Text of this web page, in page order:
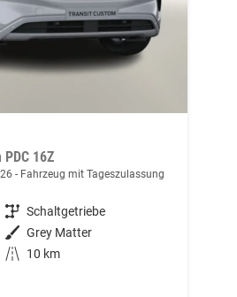
16Z
Fahrzeug mit Tageszulassung
Getriebe Schaltgetriebe
Außenfarbe Grey Matter
Kilometerstand
10 km